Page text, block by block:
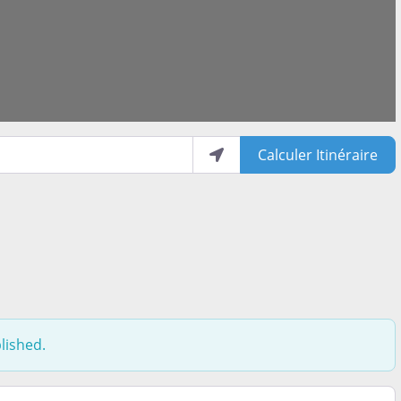
Calculer Itinéraire
le moins aimé lors de votre expérience de vie ici.